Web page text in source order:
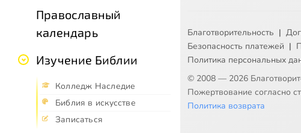
Православный
календарь
Изучение Библии
Колледж Наследие
Библия в искусстве
Записаться
Благотворительность |
Безопасность платежей |
Политика персональных
© 2008 — 2026
Пожертвование согласно
Политика возврата